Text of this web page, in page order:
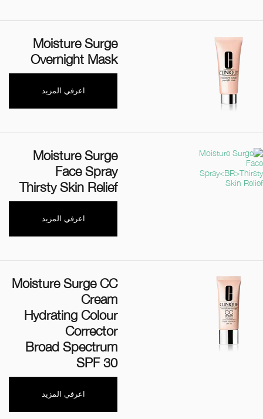
Moisture Surge
Overnight Mask
اعرفي المزيد
Moisture Surge
Face Spray
Thirsty Skin Relief
اعرفي المزيد
Moisture Surge CC
Cream
Hydrating Colour
Corrector
Broad Spectrum
SPF 30
اعرفي المزيد